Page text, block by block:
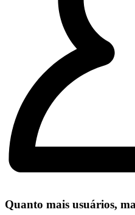
Quanto mais usuários,